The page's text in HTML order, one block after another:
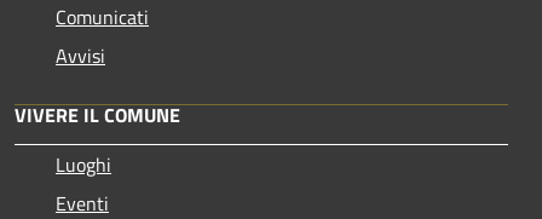
Comunicati
Avvisi
VIVERE IL COMUNE
Luoghi
Eventi